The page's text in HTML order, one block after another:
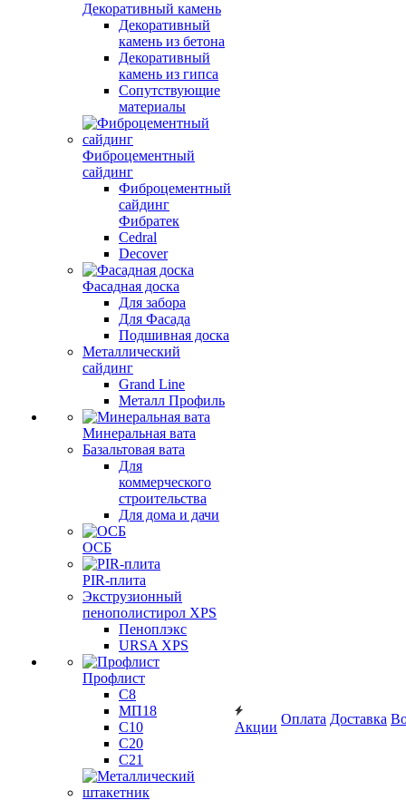
Декоративный камень
Декоративный
камень из бетона
Декоративный
камень из гипса
Сопутствующие
материалы
Фиброцементный
сайдинг
Фиброцементный
сайдинг
Фибратек
Cedral
Decover
Фасадная доска
Для забора
Для Фасада
Подшивная доска
Металлический
сайдинг
Grand Line
Металл Профиль
Минеральная вата
Базальтовая вата
Для
коммерческого
строительства
Для дома и дачи
ОСБ
PIR-плита
Экструзионный
пенополистирол XPS
Пеноплэкс
URSA XPS
Профлист
С8
МП18
С10
С20
С21
Акции
Оплата Доставка